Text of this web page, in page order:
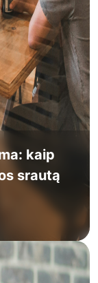
kaip
srautą